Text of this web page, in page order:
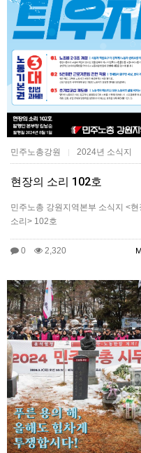
민주노총강원 | 2024년 소식지
현장의 소리 102호
민주노총 강원지역본부 소식지 <현
소리> 102호
0 2,320